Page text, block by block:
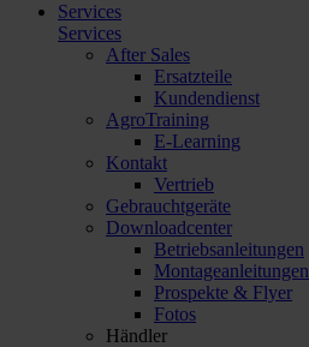
Services
Services
After Sales
Ersatzteile
Kundendienst
AgroTraining
E-Learning
Kontakt
Vertrieb
Gebrauchtgeräte
Downloadcenter
Betriebsanleitungen
Montageanleitungen
Prospekte & Flyer
Fotos
Händler